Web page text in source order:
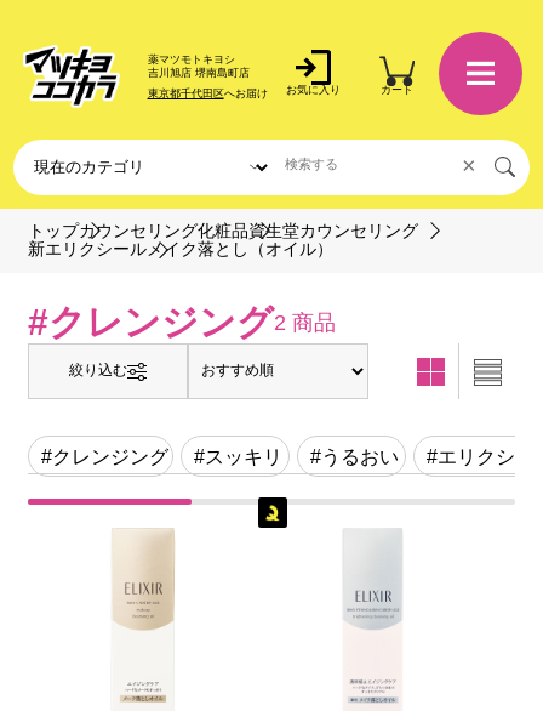
薬マツモトキヨシ
吉川旭店 堺南島町店
東京都千代田区へお届け お気に入り カート
×
トップカウンセリング化粧品資生堂カウンセリング
新エリクシールメイク落とし（オイル）
#クレンジング2 商品
絞り込む
#クレンジング #スッキリ #うるおい #エリクシー